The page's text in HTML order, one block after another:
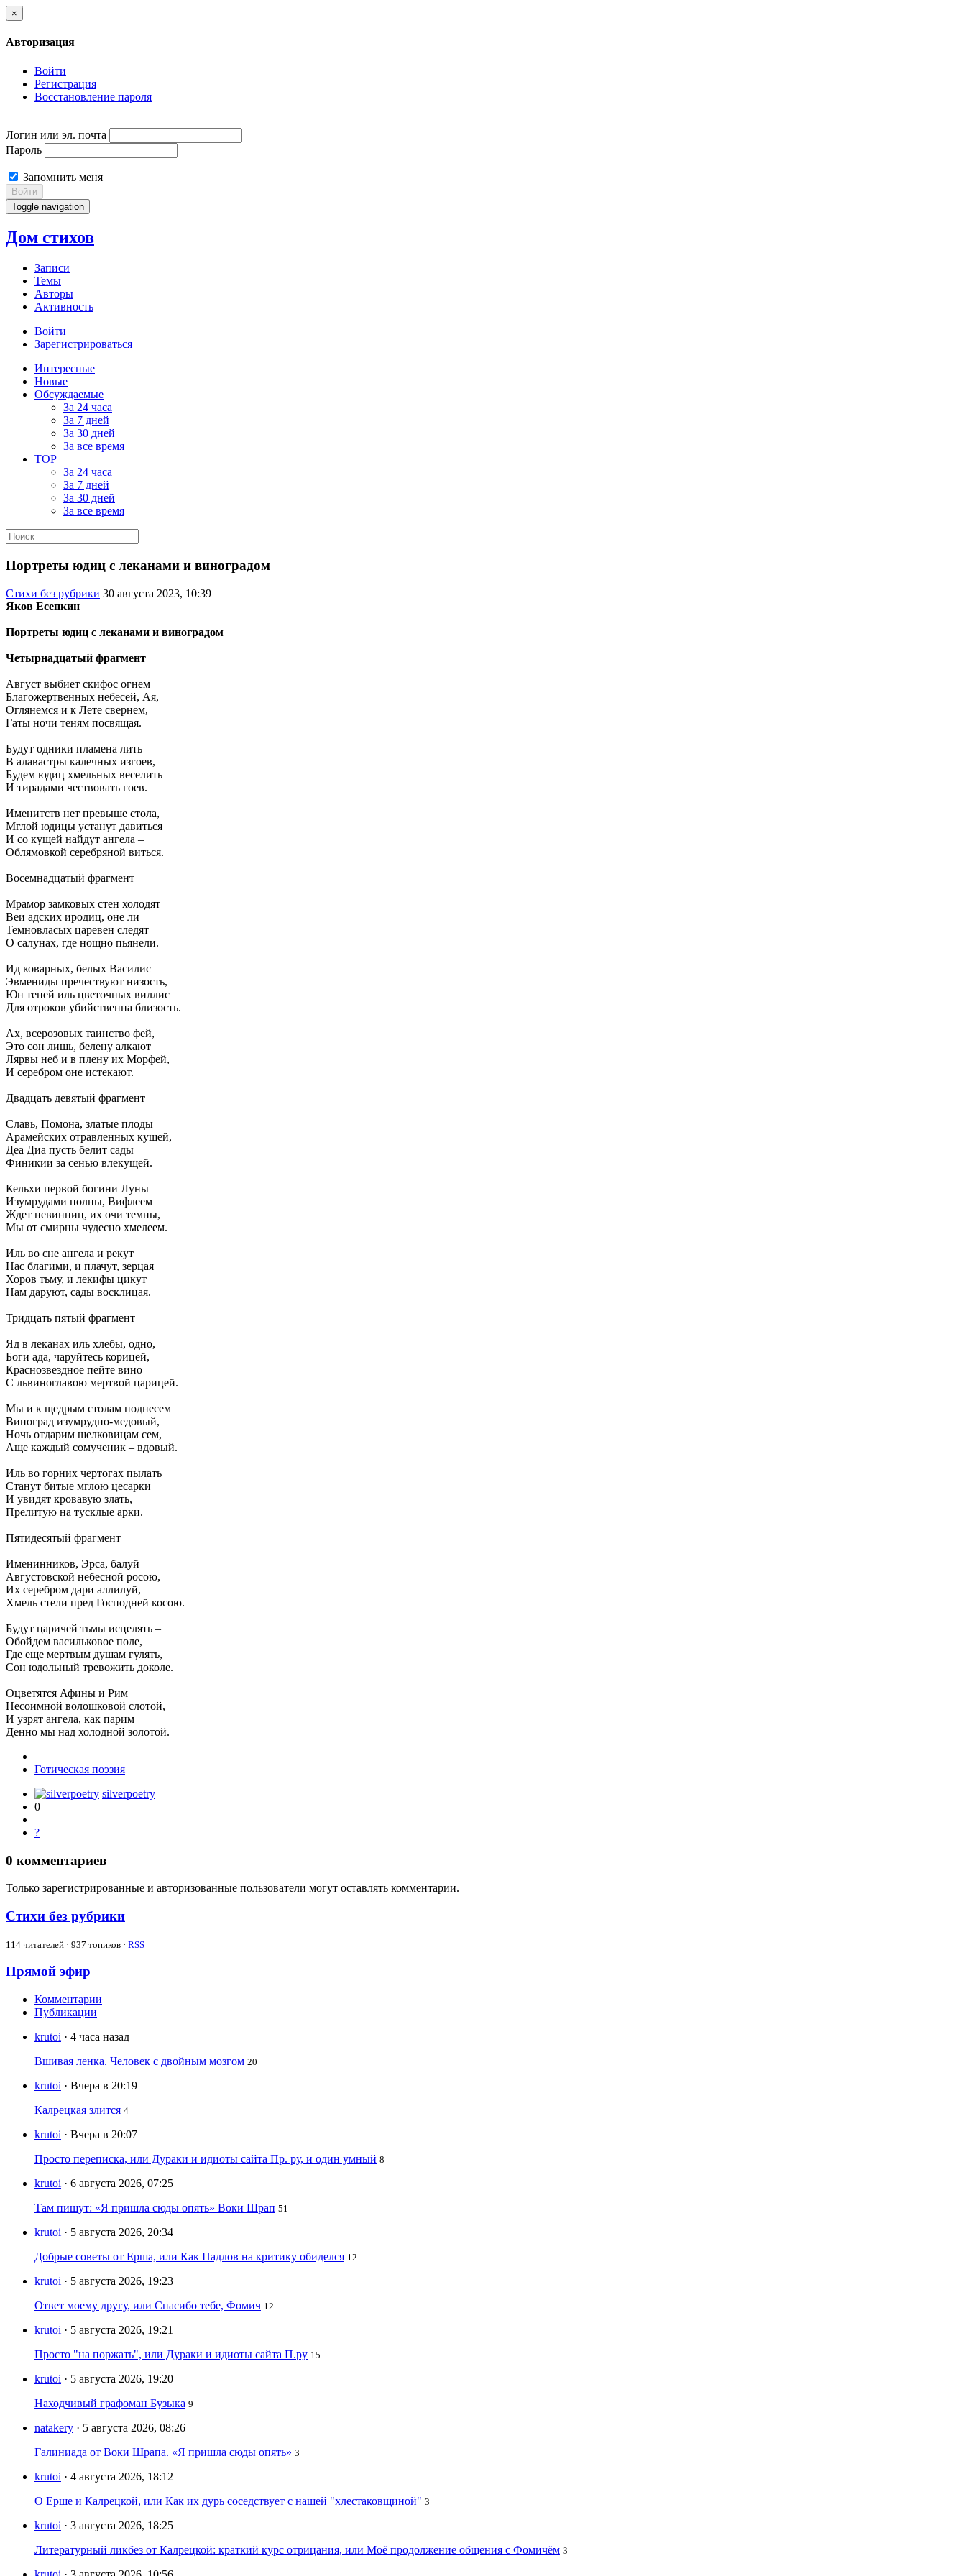
×
Авторизация
Войти
Регистрация
Восстановление пароля
Логин или эл. почта
Пароль
Запомнить меня
Войти
Toggle navigation
Дом стихов
Записи
Темы
Авторы
Активность
Войти
Зарегистрироваться
Интересные
Новые
Обсуждаемые
За 24 часа
За 7 дней
За 30 дней
За все время
TOP
За 24 часа
За 7 дней
За 30 дней
За все время
Портреты юдиц с леканами и виноградом
Стихи без рубрики 30 августа 2023, 10:39
Яков Есепкин
Портреты юдиц с леканами и виноградом
Четырнадцатый фрагмент
Август выбиет скифос огнем
Благожертвенных небесей, Ая,
Оглянемся и к Лете свернем,
Гаты ночи теням посвящая.
Будут одники пламена лить
В алавастры калечных изгоев,
Будем юдиц хмельных веселить
И тирадами чествовать гоев.
Именитств нет превыше стола,
Мглой юдицы устанут давиться
И со кущей найдут ангела –
Облямовкой серебряной виться.
Восемнадцатый фрагмент
Мрамор замковых стен холодят
Веи адских иродиц, оне ли
Темновласых царевен следят
О салунах, где нощно пьянели.
Ид коварных, белых Василис
Эвмениды пречествуют низость,
Юн теней иль цветочных виллис
Для отроков убийственна близость.
Ах, всерозовых таинство фей,
Это сон лишь, белену алкают
Лярвы неб и в плену их Морфей,
И серебром оне истекают.
Двадцать девятый фрагмент
Славь, Помона, златые плоды
Арамейских отравленных кущей,
Деа Диа пусть белит сады
Финикии за сенью влекущей.
Кельхи первой богини Луны
Изумрудами полны, Вифлеем
Ждет невинниц, их очи темны,
Мы от смирны чудесно хмелеем.
Иль во сне ангела и рекут
Нас благими, и плачут, зерцая
Хоров тьму, и лекифы цикут
Нам даруют, сады восклицая.
Тридцать пятый фрагмент
Яд в леканах иль хлебы, одно,
Боги ада, чаруйтесь корицей,
Краснозвездное пейте вино
С львиноглавою мертвой царицей.
Мы и к щедрым столам поднесем
Виноград изумрудно-медовый,
Ночь отдарим шелковицам сем,
Аще каждый сомученик – вдовый.
Иль во горних чертогах пылать
Станут битые мглою цесарки
И увидят кровавую злать,
Прелитую на тусклые арки.
Пятидесятый фрагмент
Именинников, Эрса, балуй
Августовской небесной росою,
Их серебром дари аллилуй,
Хмель стели пред Господней косою.
Будут царичей тьмы исцелять –
Обойдем васильковое поле,
Где еще мертвым душам гулять,
Сон юдольный тревожить доколе.
Оцветятся Афины и Рим
Несоимной волошковой слотой,
И узрят ангела, как парим
Денно мы над холодной золотой.
Готическая поэзия
silverpoetry
0
?
0 комментариев
Только зарегистрированные и авторизованные пользователи могут оставлять комментарии.
Стихи без рубрики
114 читателей · 937 топиков · RSS
Прямой эфир
Комментарии
Публикации
krutoi · 4 часа назад
Вшивая ленка. Человек с двойным мозгом 20
krutoi · Вчера в 20:19
Калрецкая злится 4
krutoi · Вчера в 20:07
Просто переписка, или Дураки и идиоты сайта Пр. ру, и один умный 8
krutoi · 6 августа 2026, 07:25
Там пишут: «Я пришла сюды опять» Воки Шрап 51
krutoi · 5 августа 2026, 20:34
Добрые советы от Ерша, или Как Падлов на критику обиделся 12
krutoi · 5 августа 2026, 19:23
Ответ моему другу, или Спасибо тебе, Фомич 12
krutoi · 5 августа 2026, 19:21
Просто "на поржать", или Дураки и идиоты сайта П.ру 15
krutoi · 5 августа 2026, 19:20
Находчивый графоман Бузыка 9
natakery · 5 августа 2026, 08:26
Галиниада от Воки Шрапа. «Я пришла сюды опять» 3
krutoi · 4 августа 2026, 18:12
О Ерше и Калрецкой, или Как их дурь соседствует с нашей "хлестаковщиной" 3
krutoi · 3 августа 2026, 18:25
Литературный ликбез от Калрецкой: краткий курс отрицания, или Моё продолжение общения с Фомичём 3